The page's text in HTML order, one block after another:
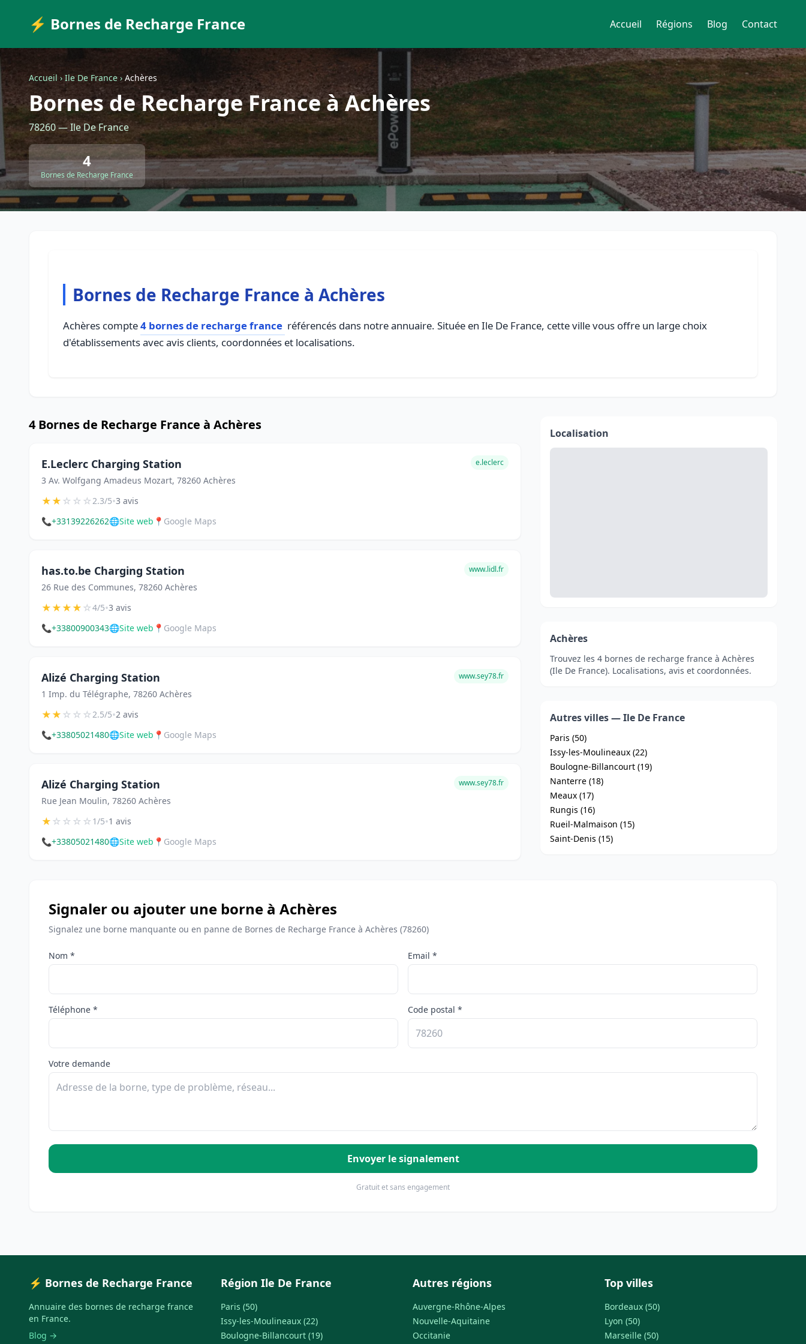
⚡ Bornes de Recharge France Accueil Régions Blog Contact
Accueil › Ile De France › Achères
Bornes de Recharge France à Achères
78260 — Ile De France
4
Bornes de Recharge France
Bornes de Recharge France à Achères
Achères compte4 bornes de recharge france référencés dans notre annuaire. Située en Ile De France, cette ville vous offre un large choix
d'établissements avec avis clients, coordonnées et localisations.
4 Bornes de Recharge France à Achères
E.Leclerc Charging Station
3 Av. Wolfgang Amadeus Mozart, 78260 Achères
e.leclerc
★★☆☆☆2.3/5•3 avis
📞+33139226262🌐Site web 📍 Google Maps
has.to.be Charging Station
26 Rue des Communes, 78260 Achères
www.lidl.fr
★★★★☆4/5•3 avis
📞+33800900343🌐Site web 📍 Google Maps
Alizé Charging Station
1 Imp. du Télégraphe, 78260 Achères
www.sey78.fr
★★☆☆☆2.5/5•2 avis
📞+33805021480🌐Site web 📍 Google Maps
Alizé Charging Station
Rue Jean Moulin, 78260 Achères
www.sey78.fr
★☆☆☆☆1/5•1 avis
📞+33805021480🌐Site web 📍 Google Maps
Localisation
Achères
Trouvez les 4 bornes de recharge france à Achères
(Ile De France). Localisations, avis et coordonnées.
Autres villes — Ile De France
Paris (50)
Issy-les-Moulineaux (22)
Boulogne-Billancourt (19)
Nanterre (18)
Meaux (17)
Rungis (16)
Rueil-Malmaison (15)
Saint-Denis (15)
Signaler ou ajouter une borne à Achères
Signalez une borne manquante ou en panne de Bornes de Recharge France à Achères (78260)
Nom * Email *
Téléphone * Code postal *
Votre demande
Envoyer le signalement
Gratuit et sans engagement
⚡ Bornes de Recharge France
Annuaire des bornes de recharge france
en France.
Blog →
Région Ile De France
Paris (50)
Issy-les-Moulineaux (22)
Boulogne-Billancourt (19)
Autres régions
Auvergne-Rhône-Alpes
Nouvelle-Aquitaine
Occitanie
Top villes
Bordeaux (50)
Lyon (50)
Marseille (50)